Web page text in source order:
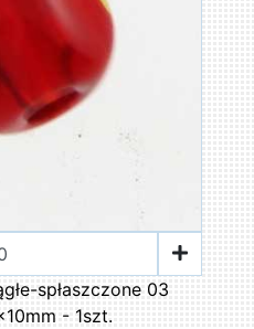
spłaszczone 03
- 1szt.